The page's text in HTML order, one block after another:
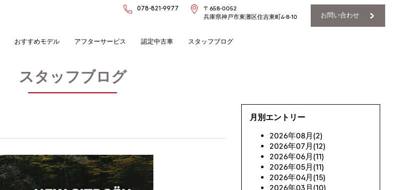
078-821-9977
〒658-0052
兵庫県神戸市東灘区住吉東町4-8-10
お問い合わせ
おすすめモデル アフターサービス 認定中古車 スタッフブログ
スタッフブログ
月別エントリー
2026年08月(2)
2026年07月(12)
2026年06月(11)
2026年05月(11)
2026年04月(15)
2026年03月(10)